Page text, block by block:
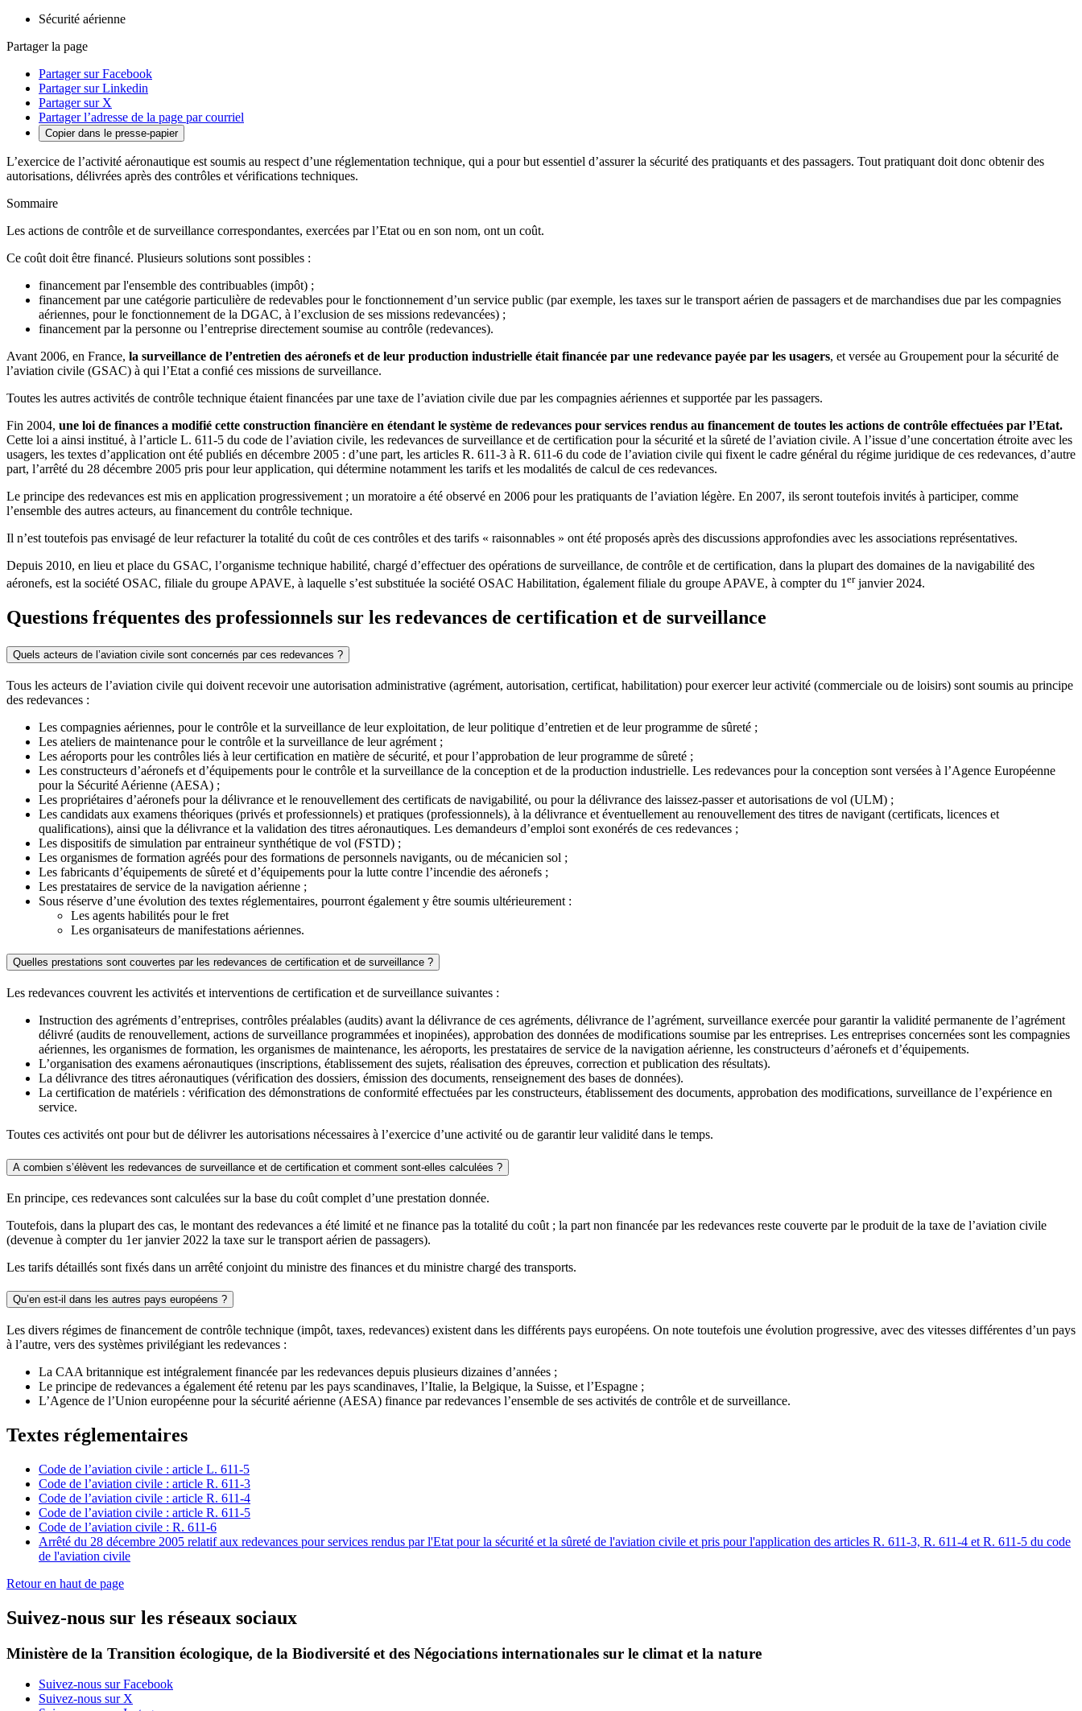
Sécurité aérienne
Partager la page
Partager sur Facebook
Partager sur Linkedin
Partager sur X
Partager l’adresse de la page par courriel
Copier dans le presse-papier
L’exercice de l’activité aéronautique est soumis au respect d’une réglementation technique, qui a pour but essentiel d’assurer la sécurité des pratiquants et des passagers. Tout pratiquant doit donc obtenir des
autorisations, délivrées après des contrôles et vérifications techniques.
Sommaire
Les actions de contrôle et de surveillance correspondantes, exercées par l’Etat ou en son nom, ont un coût.
Ce coût doit être financé. Plusieurs solutions sont possibles :
financement par l'ensemble des contribuables (impôt) ;
financement par une catégorie particulière de redevables pour le fonctionnement d’un service public (par exemple, les taxes sur le transport aérien de passagers et de marchandises due par les compagnies
aériennes, pour le fonctionnement de la DGAC, à l’exclusion de ses missions redevancées) ;
financement par la personne ou l’entreprise directement soumise au contrôle (redevances).
Avant 2006, en France, la surveillance de l’entretien des aéronefs et de leur production industrielle était financée par une redevance payée par les usagers, et versée au Groupement pour la sécurité de
l’aviation civile (GSAC) à qui l’Etat a confié ces missions de surveillance.
Toutes les autres activités de contrôle technique étaient financées par une taxe de l’aviation civile due par les compagnies aériennes et supportée par les passagers.
Fin 2004, une loi de finances a modifié cette construction financière en étendant le système de redevances pour services rendus au financement de toutes les actions de contrôle effectuées par l’Etat.
Cette loi a ainsi institué, à l’article L. 611-5 du code de l’aviation civile, les redevances de surveillance et de certification pour la sécurité et la sûreté de l’aviation civile. A l’issue d’une concertation étroite avec les
usagers, les textes d’application ont été publiés en décembre 2005 : d’une part, les articles R. 611-3 à R. 611-6 du code de l’aviation civile qui fixent le cadre général du régime juridique de ces redevances, d’autre
part, l’arrêté du 28 décembre 2005 pris pour leur application, qui détermine notamment les tarifs et les modalités de calcul de ces redevances.
Le principe des redevances est mis en application progressivement ; un moratoire a été observé en 2006 pour les pratiquants de l’aviation légère. En 2007, ils seront toutefois invités à participer, comme
l’ensemble des autres acteurs, au financement du contrôle technique.
Il n’est toutefois pas envisagé de leur refacturer la totalité du coût de ces contrôles et des tarifs « raisonnables » ont été proposés après des discussions approfondies avec les associations représentatives.
Depuis 2010, en lieu et place du GSAC, l’organisme technique habilité, chargé d’effectuer des opérations de surveillance, de contrôle et de certification, dans la plupart des domaines de la navigabilité des
aéronefs, est la société OSAC, filiale du groupe APAVE, à laquelle s’est substituée la société OSAC Habilitation, également filiale du groupe APAVE, à compter du 1 erjanvier 2024.
Questions fréquentes des professionnels sur les redevances de certification et de surveillance
Quels acteurs de l’aviation civile sont concernés par ces redevances ?
Tous les acteurs de l’aviation civile qui doivent recevoir une autorisation administrative (agrément, autorisation, certificat, habilitation) pour exercer leur activité (commerciale ou de loisirs) sont soumis au principe
des redevances :
Les compagnies aériennes, pour le contrôle et la surveillance de leur exploitation, de leur politique d’entretien et de leur programme de sûreté ;
Les ateliers de maintenance pour le contrôle et la surveillance de leur agrément ;
Les aéroports pour les contrôles liés à leur certification en matière de sécurité, et pour l’approbation de leur programme de sûreté ;
Les constructeurs d’aéronefs et d’équipements pour le contrôle et la surveillance de la conception et de la production industrielle. Les redevances pour la conception sont versées à l’Agence Européenne
pour la Sécurité Aérienne (AESA) ;
Les propriétaires d’aéronefs pour la délivrance et le renouvellement des certificats de navigabilité, ou pour la délivrance des laissez-passer et autorisations de vol (ULM) ;
Les candidats aux examens théoriques (privés et professionnels) et pratiques (professionnels), à la délivrance et éventuellement au renouvellement des titres de navigant (certificats, licences et
qualifications), ainsi que la délivrance et la validation des titres aéronautiques. Les demandeurs d’emploi sont exonérés de ces redevances ;
Les dispositifs de simulation par entraineur synthétique de vol (FSTD) ;
Les organismes de formation agréés pour des formations de personnels navigants, ou de mécanicien sol ;
Les fabricants d’équipements de sûreté et d’équipements pour la lutte contre l’incendie des aéronefs ;
Les prestataires de service de la navigation aérienne ;
Sous réserve d’une évolution des textes réglementaires, pourront également y être soumis ultérieurement :
Les agents habilités pour le fret
Les organisateurs de manifestations aériennes.
Quelles prestations sont couvertes par les redevances de certification et de surveillance ?
Les redevances couvrent les activités et interventions de certification et de surveillance suivantes :
Instruction des agréments d’entreprises, contrôles préalables (audits) avant la délivrance de ces agréments, délivrance de l’agrément, surveillance exercée pour garantir la validité permanente de l’agrément
délivré (audits de renouvellement, actions de surveillance programmées et inopinées), approbation des données de modifications soumise par les entreprises. Les entreprises concernées sont les compagnies
aériennes, les organismes de formation, les organismes de maintenance, les aéroports, les prestataires de service de la navigation aérienne, les constructeurs d’aéronefs et d’équipements.
L’organisation des examens aéronautiques (inscriptions, établissement des sujets, réalisation des épreuves, correction et publication des résultats).
La délivrance des titres aéronautiques (vérification des dossiers, émission des documents, renseignement des bases de données).
La certification de matériels : vérification des démonstrations de conformité effectuées par les constructeurs, établissement des documents, approbation des modifications, surveillance de l’expérience en
service.
Toutes ces activités ont pour but de délivrer les autorisations nécessaires à l’exercice d’une activité ou de garantir leur validité dans le temps.
A combien s’élèvent les redevances de surveillance et de certification et comment sont-elles calculées ?
En principe, ces redevances sont calculées sur la base du coût complet d’une prestation donnée.
Toutefois, dans la plupart des cas, le montant des redevances a été limité et ne finance pas la totalité du coût ; la part non financée par les redevances reste couverte par le produit de la taxe de l’aviation civile
(devenue à compter du 1er janvier 2022 la taxe sur le transport aérien de passagers).
Les tarifs détaillés sont fixés dans un arrêté conjoint du ministre des finances et du ministre chargé des transports.
Qu’en est-il dans les autres pays européens ?
Les divers régimes de financement de contrôle technique (impôt, taxes, redevances) existent dans les différents pays européens. On note toutefois une évolution progressive, avec des vitesses différentes d’un pays
à l’autre, vers des systèmes privilégiant les redevances :
La CAA britannique est intégralement financée par les redevances depuis plusieurs dizaines d’années ;
Le principe de redevances a également été retenu par les pays scandinaves, l’Italie, la Belgique, la Suisse, et l’Espagne ;
L’Agence de l’Union européenne pour la sécurité aérienne (AESA) finance par redevances l’ensemble de ses activités de contrôle et de surveillance.
Textes réglementaires
Code de l’aviation civile : article L. 611-5
Code de l’aviation civile : article R. 611-3
Code de l’aviation civile : article R. 611-4
Code de l’aviation civile : article R. 611-5
Code de l’aviation civile : R. 611-6
Arrêté du 28 décembre 2005 relatif aux redevances pour services rendus par l'Etat pour la sécurité et la sûreté de l'aviation civile et pris pour l'application des articles R. 611-3, R. 611-4 et R. 611-5 du code
de l'aviation civile
Retour en haut de page
Suivez-nous sur les réseaux sociaux
Ministère de la Transition écologique, de la Biodiversité et des Négociations internationales sur le climat et la nature
Suivez-nous sur Facebook
Suivez-nous sur X